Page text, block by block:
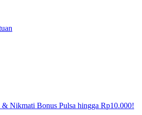
& Nikmati Bonus Pulsa hingga Rp10.000!